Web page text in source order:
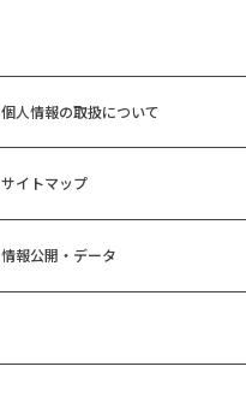
個人情報の取扱について
サイトマップ
情報公開・データ